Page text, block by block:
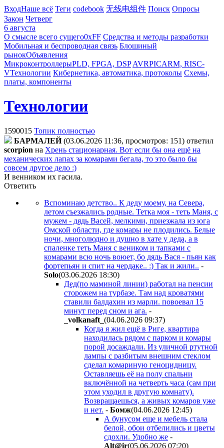
ВходНаше всё Теги codebook 无线电组件 Поиск Опросы
Закон Четверг
6 августа
О смысле всего сущего0xFF Средства и методы разработки
Мобильная и беспроводная связь Блошиный
рынокОбъявления
МикроконтроллерыPLD, FPGA, DSP AVRPICARM, RISC-
VТехнологии Кибернетика, автоматика, протоколы Схемы,
платы, компоненты
Технологии
1590015 Топик полностью
БAPMAЛEЙ (03.06.2026 11:36, просмотров: 151) ответил
scorpion на Хрень стационарная. Вот если бы она ещё на
механических лапах за комарами бегала, то это было бы
совсем другое дело :)
И венником их гасила.
Ответить
Вспоминаю детство.. К деду моему, на Севера,
летом съезжались родные. Тетка моя - теть Маня, с
мужем - дядь Васей, мелкими, приезжала из юга
Омской области, где комары не плодились. Белые
ночи, многолюдно и душно в хате у деда, а в
спаленке теть Маня с веником и тапками с
комарами всю ночь воюет, бо дядь Вася - пьян как
фортепьян и спит на чердаке.. :) Так и жили.. -
Solo(03.06.2026 18:30)
Дед(по маминой линии) работал на пенсии
сторожем на турбазе. Там над кроватями
ставили балдахин из марли. повоевал 15
минут перед сном и ага. -
_volkanaft_ (04.06.2026 09:37)
Когда я жил ещё в Риге, квартира
находилась рядом с парком и комары
порой досаждали. Из уличной ртутной
лампы с разбитым внешним стеклом
сделал комариную геноцидницу.
Оставляешь её на полу спальни
включённой на четверть часа (сам при
этом уходил в другую комнату).
Возвращаешься, а живых комаров уже
и нет. - Бoмж(04.06.2026 12:45)
А бунусом еще и мебель стала
белой, обои отбелились и цветы
сдохли. Удобно же -
Alt@ir(05.06.2026 07:20)